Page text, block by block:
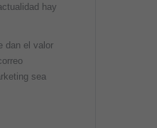
hay
dan el valor
sea